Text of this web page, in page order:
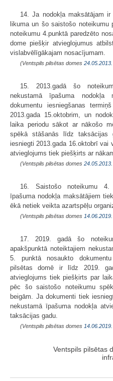
14. Ja nodokļa maksātājam
likuma un šo saistošo
noteikumu 4.punktā paredzēto
dome piešķir atvieglojumus
vislabvēlīgākajam nosacījumam.
(Ventspils pilsētas domes 24.05.2013.
15. 2013.gadā šo
nekustamā īpašuma nodokļa
dokumentu iesniegšanas
2013.gada 15.oktobrim, un
laika periodu sākot ar nākošo
spēkā stāšanās līdz taksācijas
iesniegti 2013.gada 16.oktobrī vai
atvieglojums tiek piešķirts ar
(Ventspils pilsētas domes 24.05.2013.
16. Saistošo noteikumu 4.
īpašuma nodokļa maksātājiem
ēkā netiek veikta azartspēļu
(Ventspils pilsētas domes 14.06.2019.
17. 2019. gadā šo
apakšpunktā noteiktajiem
5. punktā nosaukto
pilsētas domē ir līdz 2019.
atvieglojums tiek piešķirts par
pēc šo saistošo noteikumu
beigām. Ja dokumenti tiek
nekustamā īpašuma nodokļa
taksācijas gadu.
(Ventspils pilsētas domes 14.06.2019.
Ventspils pilsētas